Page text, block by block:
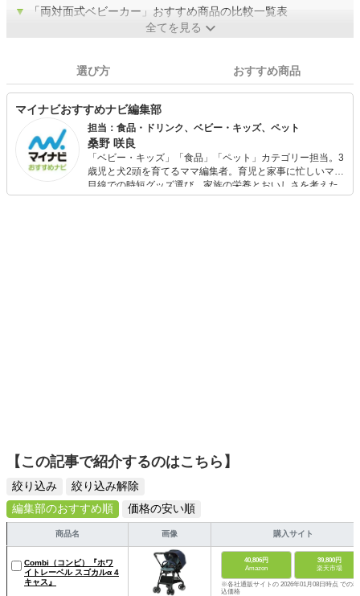
▼
「両対面式ベビーカー」おすすめ商品の比較一覧表
全てを見る
選び方 おすすめ商品
マイナビおすすめナビ編集部
担当：食品・ドリンク、ベビー・キッズ、ペット
桑野 咲良
「ベビー・キッズ」「食品」「ペット」カテゴリー担当。3
歳児と犬2頭を育てるママ編集者。育児と家事に忙しいママ
目線での時短グッズ選び、家族の栄養とおいしさを考えた
食品選び、束の間のリラックスタイムを楽しむためのスイ
【この記事で紹介するのはこちら】
絞り込み
絞り込み解除
編集部のおすすめ順
価格の安い順
商品名 画像 購入サイト
Combi（コンビ）『ホワ
イトレーベル スゴカルα 4
キャス』
40,806円
Amazon
39,800円
楽天市場
※各社通販サイトの 2026年01月08日時点 での税
込価格